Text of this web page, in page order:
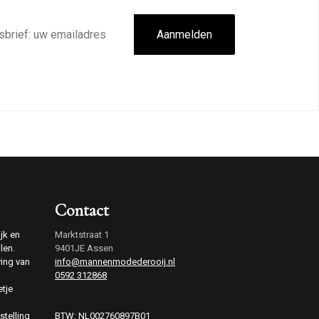
Aanmelden
en
van
Contact
Marktstraat 1
9401JE Assen
info@mannenmodederooij.nl
0592 312868
BTW: NL002760897B01